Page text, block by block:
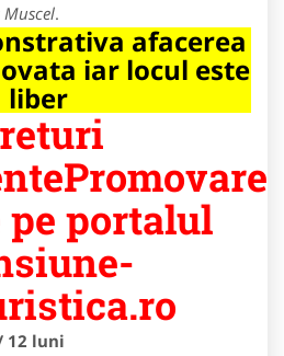
.
afacerea
iar locul este
liber
pe portalul
12 luni